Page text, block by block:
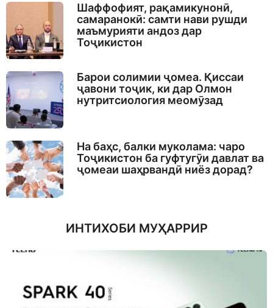
Шаффофият, рақамикунонӣ,
самаранокӣ: самти нави рушди
маъмурияти андоз дар
Тоҷикистон
Барои солимии ҷомеа. Қиссаи
ҷавони тоҷик, ки дар Олмон
нутритсиология меомӯзад
На баҳс, балки муколама: чаро
Тоҷикистон ба гуфтугӯи давлат ва
ҷомеаи шаҳрвандӣ ниёз дорад?
ИНТИХОБИ МУҲАРРИР